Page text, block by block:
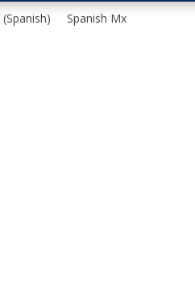
(Spanish) Spanish Mx